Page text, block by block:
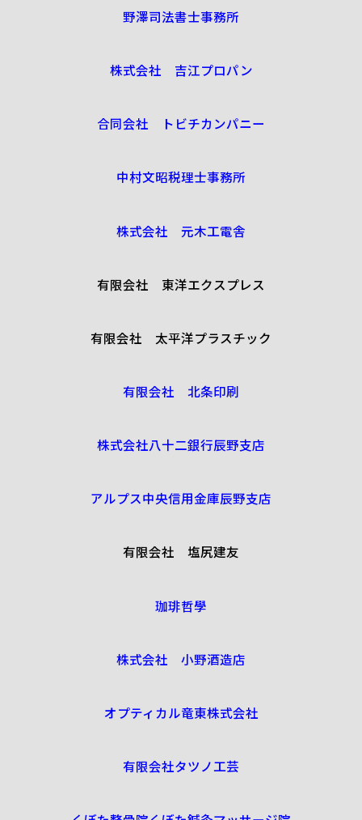
野澤司法書士事務所
株式会社 吉江プロパン
合同会社 トビチカンパニー
中村文昭税理士事務所
株式会社 元木工電舎
有限会社 東洋エクスプレス
有限会社 太平洋プラスチック
有限会社 北条印刷
株式会社八十二銀行辰野支店
アルプス中央信用金庫辰野支店
有限会社 塩尻建友
珈琲哲學
株式会社 小野酒造店
オプティカル竜東株式会社
有限会社タツノ工芸